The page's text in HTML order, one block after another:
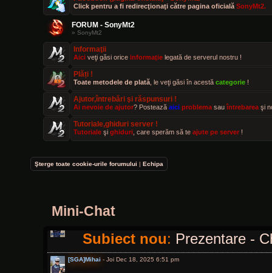
Click pentru a fi redirecţionaţi către pagina oficială SonyMt2.
FORUM - SonyMt2
» SonyMt2
Informaţii
Aici veţi găsi orice informaţie legată de serverul nostru !
Plăți !
Toate metodele de plată , le veţi găsi în acestă categorie !
Ajutor,întrebări şi răspunsuri !
Ai nevoie de ajutor? Postează aici problema sauîntrebarea şi
Tutoriale,ghiduri server !
Tutoriale şi ghiduri , care sperăm să te ajute pe server !
Şterge toate cookie-urile forumului | Echipa
Mini-Chat
Subiect nou
[SGA]Mihai- Vin Feb 21, 2025 2:26 pm
Subiect nou:Prezentare -
[SGA]Mihai- Mie Mar 19, 2025 10:15 am
Subiect nou:Prezentare -
[SGA]Mihai - Mie Mar 19, 2025 12:00 pm
[VIP]Defo- Dum Oct 19, 2025 12:04 am
[SGA]Mihai- Joi Dec 18, 2025 5:39 pm
Subiect nou: Prezentare -
[SGA]Mihai - Joi Dec 18, 2025 6:51 pm